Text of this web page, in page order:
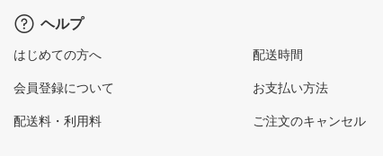
ヘルプ
はじめての方へ
会員登録について
配送料・利用料
配送時間
お支払い方法
ご注文のキャンセル